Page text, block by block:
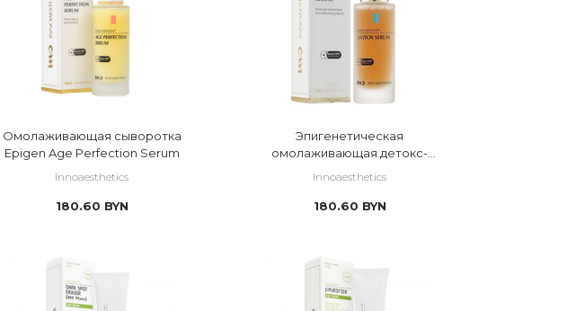
Омолаживающая сыворотка
Epigen Age Perfection Serum
Innoaesthetics
180.60 BYN
Эпигенетическая
омолаживающая детокс-
Innoaesthetics
180.60 BYN